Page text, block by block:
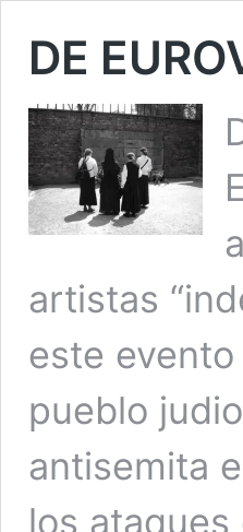
DE
artistas
este
pueblo
antisemita
los